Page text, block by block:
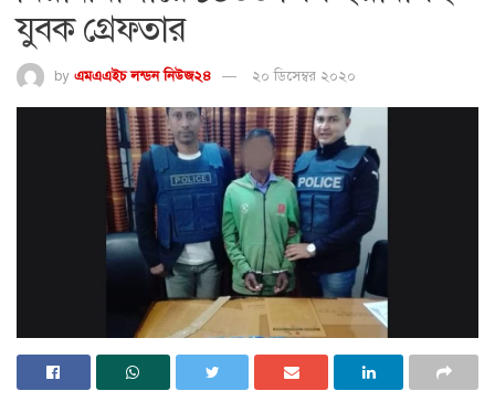
যুবক গ্রেফতার
by এমএএইচ লন্ডন নিউজ২৪ ২০ ডিসেম্বর ২০২০